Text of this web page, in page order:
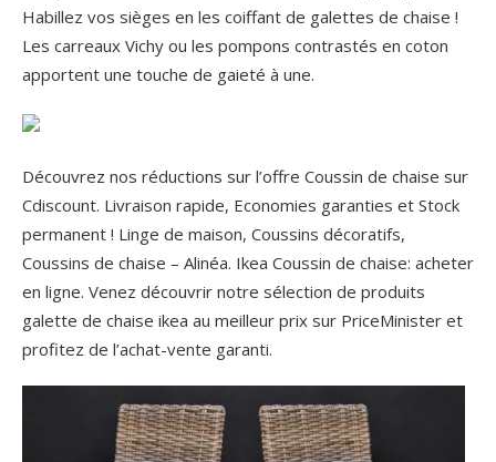
Habillez vos sièges en les coiffant de galettes de chaise !
Les carreaux Vichy ou les pompons contrastés en coton
apportent une touche de gaieté à une.
Découvrez nos réductions sur l’offre Coussin de chaise sur
Cdiscount. Livraison rapide, Economies garanties et Stock
permanent ! Linge de maison, Coussins décoratifs,
Coussins de chaise – Alinéa. Ikea Coussin de chaise: acheter
en ligne. Venez découvrir notre sélection de produits
galette de chaise ikea au meilleur prix sur PriceMinister et
profitez de l’achat-vente garanti.